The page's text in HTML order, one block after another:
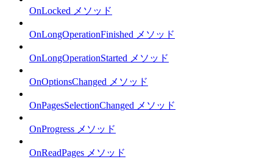
OnLocked メソッド
OnLongOperationFinished メソッド
OnLongOperationStarted メソッド
OnOptionsChanged メソッド
OnPagesSelectionChanged メソッド
OnProgress メソッド
OnReadPages メソッド